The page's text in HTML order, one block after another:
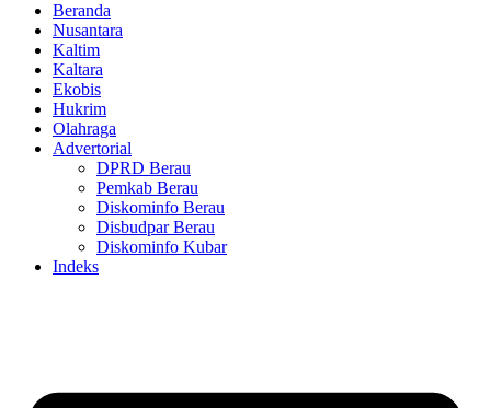
Beranda
Nusantara
Kaltim
Kaltara
Ekobis
Hukrim
Olahraga
Advertorial
DPRD Berau
Pemkab Berau
Diskominfo Berau
Disbudpar Berau
Diskominfo Kubar
Indeks